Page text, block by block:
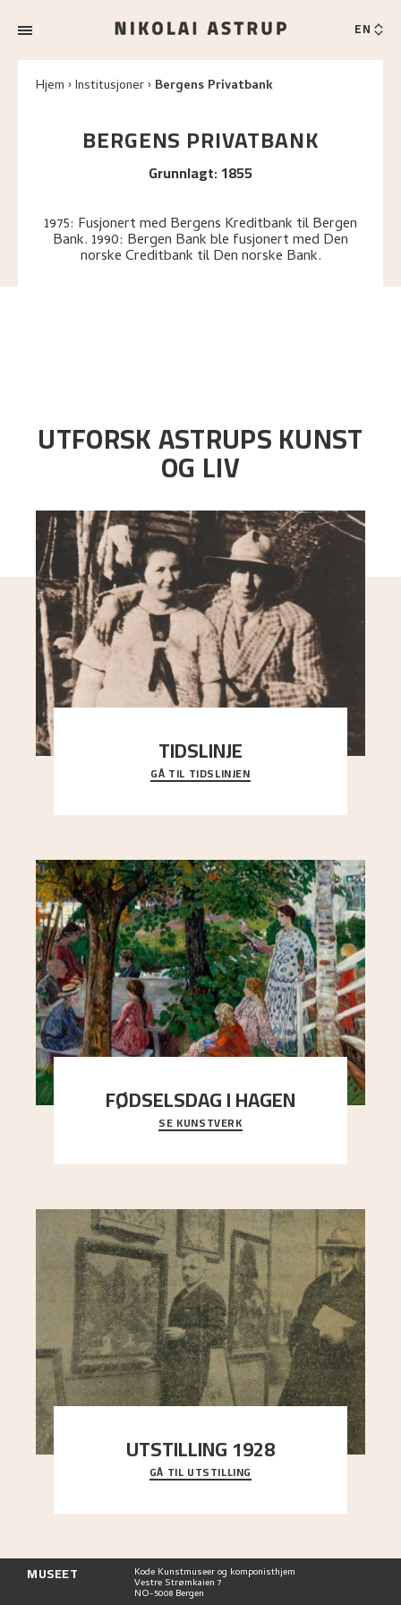
EN
Hjem Institusjoner Bergens Privatbank
BERGENS PRIVATBANK
Grunnlagt:1855
1975: Fusjonert med Bergens Kreditbank til Bergen
Bank. 1990: Bergen Bank ble fusjonert med Den
norske Creditbank til Den norske Bank.
UTFORSK ASTRUPS KUNST
OG LIV
TIDSLINJE
Bli kjent med Nikolai Astrups liv, kunstnerskap og
ettermæle i en interaktiv presentasjon.
GÅ TIL TIDSLINJEN
FØDSELSDAG I HAGEN
En gruppe mennesker er samlet under de store
trekronene i prestegårdshagen...
SE KUNSTVERK
UTSTILLING 1928
Då Astrup døydde i 1928, tok vennene Moritz
Kaland og Simon Thorbjørnsen initiativ til å
GÅ TIL UTSTILLING
MUSEET Kode Kunstmuseer og komponisthjem
Vestre Strømkaien 7
NO-5008 Bergen